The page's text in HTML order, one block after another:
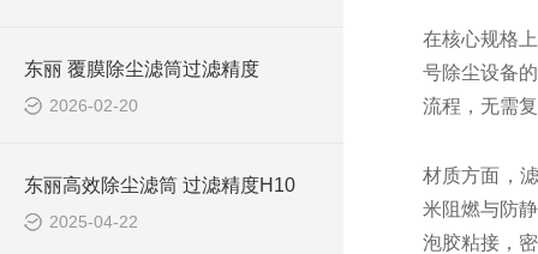
东丽 覆膜除尘滤筒过滤精度
2026-02-20
东丽高效除尘滤筒 过滤精度H10
2025-04-22
在核心规格
号除尘设备
流程，无需
材质方面，
米阻燃与防
泡胶粘接，